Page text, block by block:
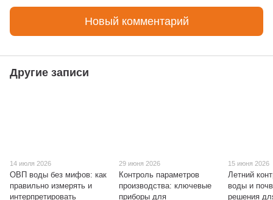
Новый комментарий
Другие записи
14 июля 2026
ОВП воды без мифов: как
правильно измерять и
интерпретировать
29 июня 2026
Контроль параметров
производства: ключевые
приборы для
15 июня 2026
Летний
воды и
решения